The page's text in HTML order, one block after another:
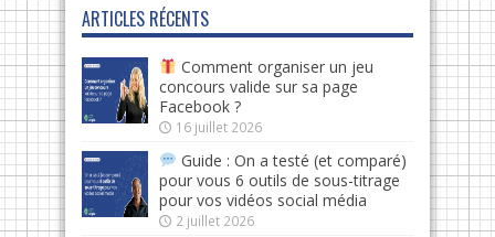
ARTICLES RÉCENTS
Comment organiser un jeu
concours valide sur sa page
Facebook ?
16 juillet 2026
Guide : On a testé (et comparé)
pour vous 6 outils de sous-titrage
pour vos vidéos social média
2 juillet 2026